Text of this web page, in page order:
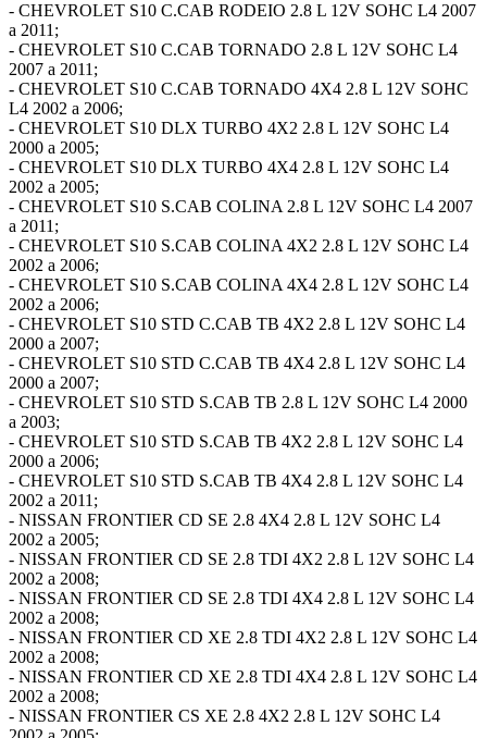
- CHEVROLET S10 C.CAB RODEIO 2.8 L 12V SOHC L4 2007
a 2011;
- CHEVROLET S10 C.CAB TORNADO 2.8 L 12V SOHC L4
2007 a 2011;
- CHEVROLET S10 C.CAB TORNADO 4X4 2.8 L 12V SOHC
L4 2002 a 2006;
- CHEVROLET S10 DLX TURBO 4X2 2.8 L 12V SOHC L4
2000 a 2005;
- CHEVROLET S10 DLX TURBO 4X4 2.8 L 12V SOHC L4
2002 a 2005;
- CHEVROLET S10 S.CAB COLINA 2.8 L 12V SOHC L4 2007
a 2011;
- CHEVROLET S10 S.CAB COLINA 4X2 2.8 L 12V SOHC L4
2002 a 2006;
- CHEVROLET S10 S.CAB COLINA 4X4 2.8 L 12V SOHC L4
2002 a 2006;
- CHEVROLET S10 STD C.CAB TB 4X2 2.8 L 12V SOHC L4
2000 a 2007;
- CHEVROLET S10 STD C.CAB TB 4X4 2.8 L 12V SOHC L4
2000 a 2007;
- CHEVROLET S10 STD S.CAB TB 2.8 L 12V SOHC L4 2000
a 2003;
- CHEVROLET S10 STD S.CAB TB 4X2 2.8 L 12V SOHC L4
2000 a 2006;
- CHEVROLET S10 STD S.CAB TB 4X4 2.8 L 12V SOHC L4
2002 a 2011;
- NISSAN FRONTIER CD SE 2.8 4X4 2.8 L 12V SOHC L4
2002 a 2005;
- NISSAN FRONTIER CD SE 2.8 TDI 4X2 2.8 L 12V SOHC L4
2002 a 2008;
- NISSAN FRONTIER CD SE 2.8 TDI 4X4 2.8 L 12V SOHC L4
2002 a 2008;
- NISSAN FRONTIER CD XE 2.8 TDI 4X2 2.8 L 12V SOHC L4
2002 a 2008;
- NISSAN FRONTIER CD XE 2.8 TDI 4X4 2.8 L 12V SOHC L4
2002 a 2008;
- NISSAN FRONTIER CS XE 2.8 4X2 2.8 L 12V SOHC L4